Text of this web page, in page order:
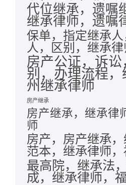
代位继承，遗嘱
继承律师，遗嘱
保单，指定继承
人，区别，继承律
房产公证，诉讼
别，办理流程
州继承律师
房产继承
房产继承，继承律
师
房产，房产继承，
范本，继承律师
最高院，继承法
成，继承律师，